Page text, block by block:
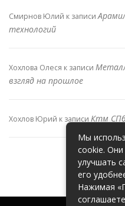
Смирнов Юлий к записи
технологий
Хохлова Олеся к записи
взгляд на прошлое
Хохлов Юрий к записи Ктм
Мы
cookie.
улучшать
его
Нажимая